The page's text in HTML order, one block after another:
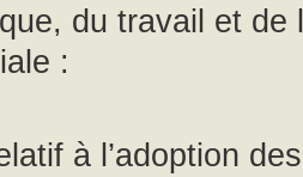
du travail et de
:
à l’adoption des